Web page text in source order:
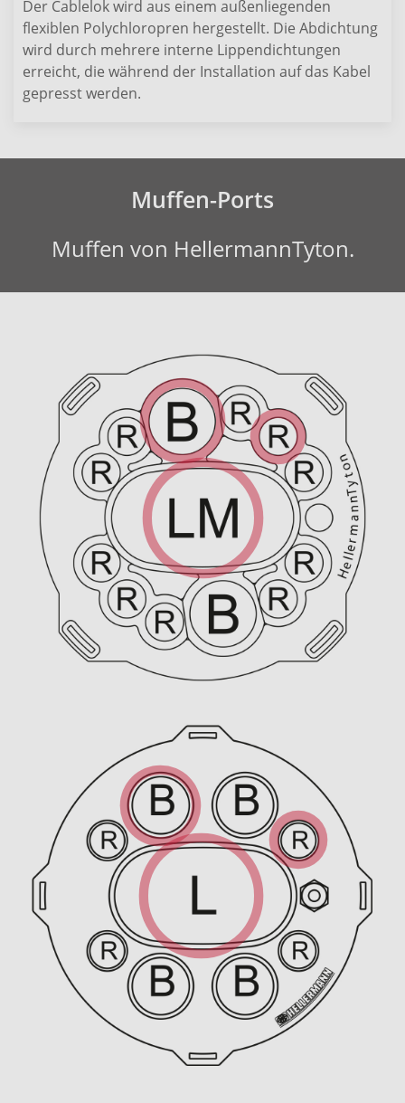
Der Cablelok wird aus einem außenliegenden
flexiblen Polychloropren hergestellt. Die Abdichtung
wird durch mehrere interne Lippendichtungen
erreicht, die während der Installation auf das Kabel
gepresst werden.
Muffen-Ports
Muffen von HellermannTyton.